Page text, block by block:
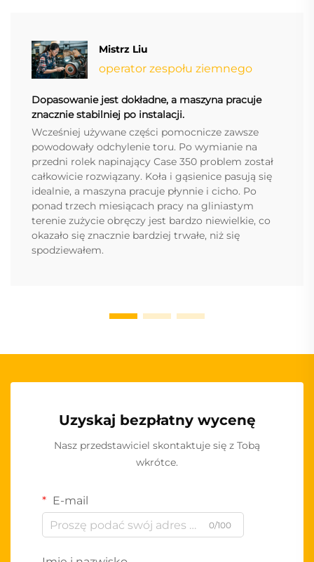
Mistrz Liu
operator zespołu ziemnego
Dopasowanie jest dokładne, a maszyna pracuje
znacznie stabilniej po instalacji.
Wcześniej używane części pomocnicze zawsze
powodowały odchylenie toru. Po wymianie na
przedni rolek napinający Case 350 problem został
całkowicie rozwiązany. Koła i gąsienice pasują się
idealnie, a maszyna pracuje płynnie i cicho. Po
ponad trzech miesiącach pracy na gliniastym
terenie zużycie obręczy jest bardzo niewielkie, co
okazało się znacznie bardziej trwałe, niż się
spodziewałem.
Uzyskaj bezpłatny wycenę
Nasz przedstawiciel skontaktuje się z Tobą
wkrótce.
E-mail
0/100